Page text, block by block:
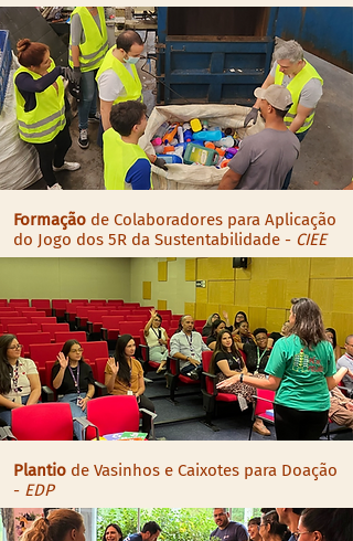
Formação de Colaboradores para Aplicação
do Jogo dos 5R da Sustentabilidade - CIEE
Plantio de Vasinhos e Caixotes para Doação
- EDP